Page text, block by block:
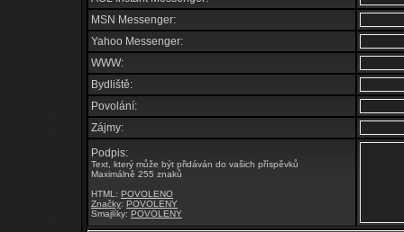
MSN Messenger:
Yahoo Messenger:
WWW:
Bydliště:
Povolání:
Zájmy:
Podpis:
Text, který může být přidáván do vašich příspěvků
Maximálně 255 znaků
HTML: POVOLENO
Značky: POVOLENY
Smajlíky: POVOLENY